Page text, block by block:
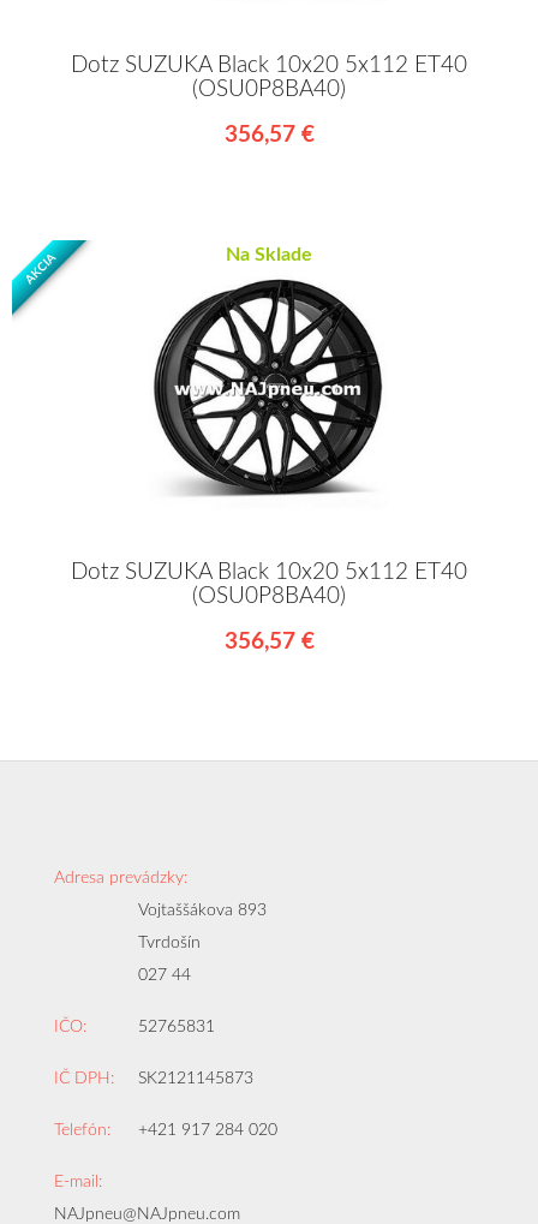
Dotz SUZUKA Black 10x20 5x112 ET40
(OSU0P8BA40)
356,57 €
AKCIA Na Sklade
Dotz SUZUKA Black 10x20 5x112 ET40
(OSU0P8BA40)
356,57 €
Adresa prevádzky:
Vojtaššákova 893
Tvrdošín
027 44
IČO: 52765831
IČ DPH: SK2121145873
Telefón: +421 917 284 020
E-mail:
NAJpneu@NAJpneu.com